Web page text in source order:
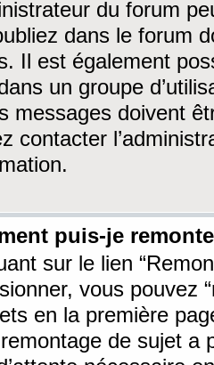
du forum
dans le forum
Il est également
un groupe
messages doivent
contacter
puis-je
sur le lien
vous pouvez
en la première
de sujet a